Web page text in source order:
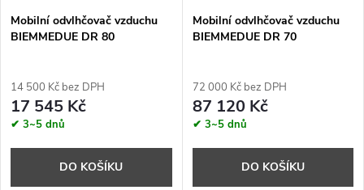
Mobilní odvlhčovač vzduchu
BIEMMEDUE DR 80
14 500 Kč bez DPH
17 545 Kč
✔ 3~5 dnů
DO KOŠÍKU
Mobilní odvlhčovač vzduchu
BIEMMEDUE DR 70
72 000 Kč bez DPH
87 120 Kč
✔ 3~5 dnů
DO KOŠÍKU